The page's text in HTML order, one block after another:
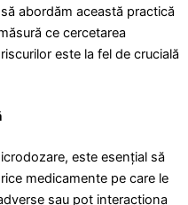
abordăm această practică
ce cercetarea
este la fel de crucială
este esențial să
medicamente pe care le
sau pot interacționa